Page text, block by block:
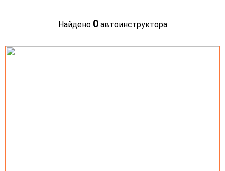
Найдено 0автоинструктора